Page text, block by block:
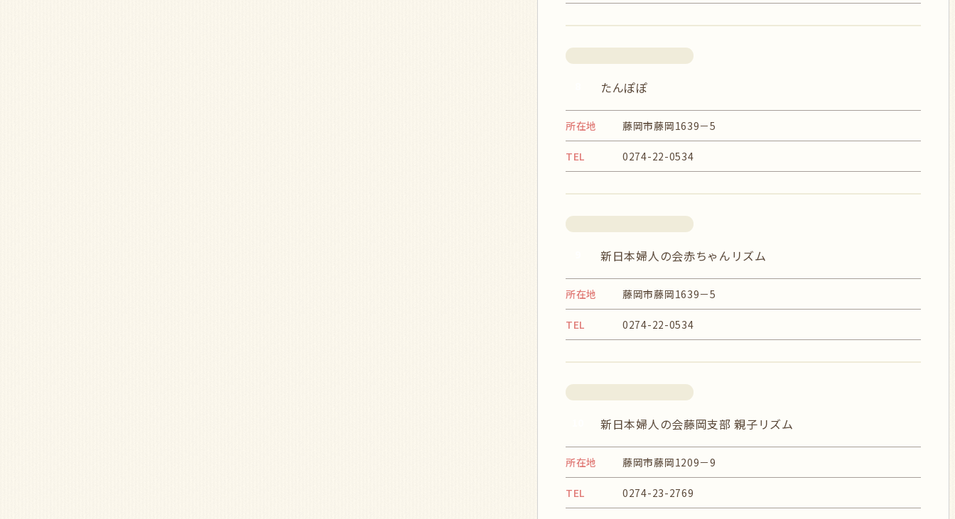
たんぽぽ
所在地 藤岡市藤岡1639－5
TEL 0274-22-0534
新日本婦人の会赤ちゃんリズム
所在地 藤岡市藤岡1639－5
TEL 0274-22-0534
新日本婦人の会藤岡支部 親子リズム
所在地 藤岡市藤岡1209－9
TEL 0274-23-2769